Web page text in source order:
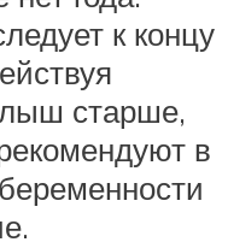
к концу
старше,
в